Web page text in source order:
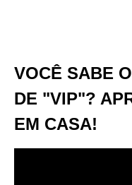
VOCÊ SABE
DE "VIP"?
EM CASA!